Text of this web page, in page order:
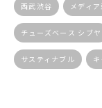
西武渋谷 メディ
チューズベース シブヤ
サスティナブル